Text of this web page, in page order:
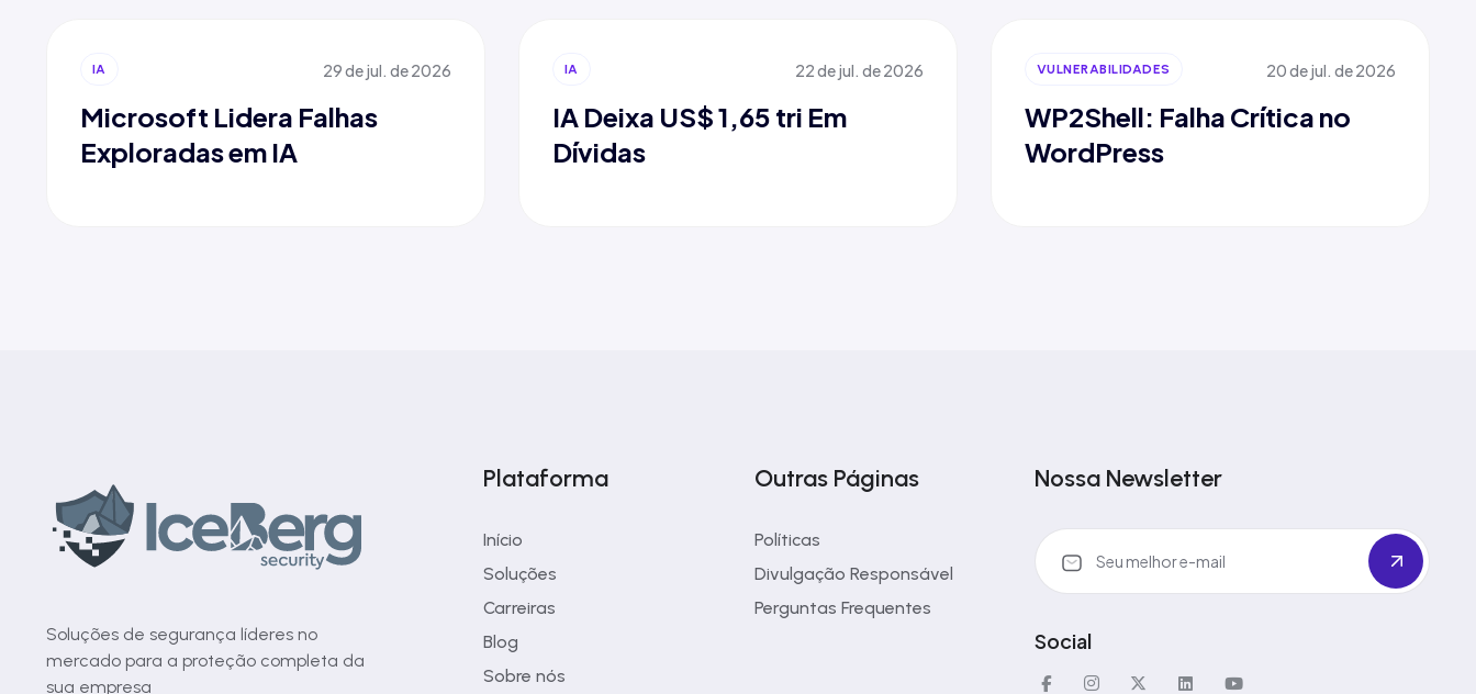
IA 29 de jul. de 2026
Microsoft Lidera Falhas
Exploradas em IA
IA 22 de jul. de 2026
IA Deixa US$ 1,65 tri Em
Dívidas
VULNERABILIDADES 20 de jul. de 2026
WP2Shell: Falha Crítica no
WordPress
Soluções de segurança líderes no
mercado para a proteção completa da
sua empresa
Plataforma
Início
Soluções
Carreiras
Blog
Sobre nós
Outras Páginas
Políticas
Divulgação Responsável
Perguntas Frequentes
Nossa Newsletter
Social